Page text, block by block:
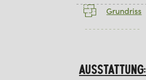
Grundriss
AUSSTATTUNG: